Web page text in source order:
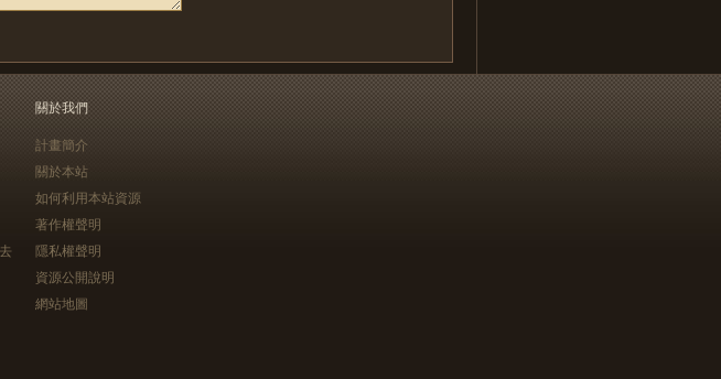
關於我們
計畫簡介
關於本站
如何利用本站資源
著作權聲明
隱私權聲明
資源公開說明
網站地圖